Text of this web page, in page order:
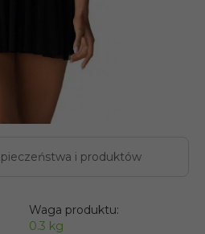
i produktów
Waga produktu:
0.3 kg